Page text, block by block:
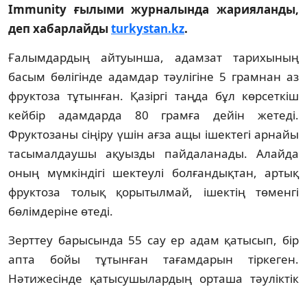
Immunity ғылыми журналында жарияланды,
деп хабарлайдыturkystan.kz.
Ғалымдардың айтуынша, адамзат тарихының
басым бөлігінде адамдар тәулігіне 5 грамнан аз
фруктоза тұтынған. Қазіргі таңда бұл көрсеткіш
кейбір адамдарда 80 грамға дейін жетеді.
Фруктозаны сіңіру үшін ағза ащы ішектегі арнайы
тасымалдаушы ақуызды пайдаланады. Алайда
оның мүмкіндігі шектеулі болғандықтан, артық
фруктоза толық қорытылмай, ішектің төменгі
бөлімдеріне өтеді.
Зерттеу барысында 55 сау ер адам қатысып, бір
апта бойы тұтынған тағамдарын тіркеген.
Нәтижесінде қатысушылардың орташа тәуліктік